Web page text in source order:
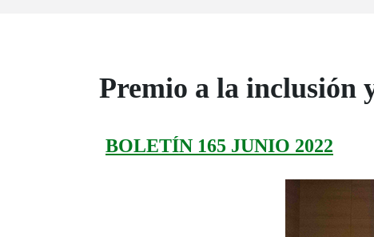
Premio a la inclusión
BOLETÍN 165 JUNIO 2022